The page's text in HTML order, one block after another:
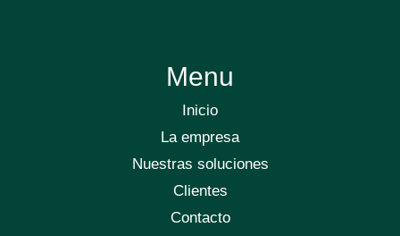
Menu
Inicio
La empresa
Nuestras soluciones
Clientes
Contacto